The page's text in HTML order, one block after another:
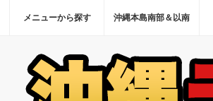
ホーム
メニューから探す 沖縄本島南部＆以南